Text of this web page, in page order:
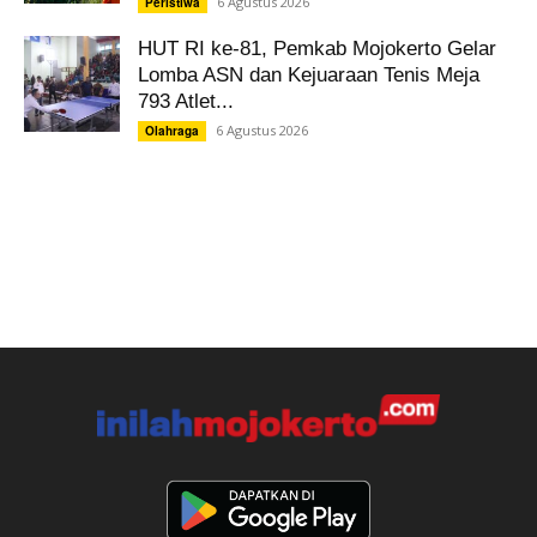
HUT RI ke-81, Pemkab Mojokerto Gelar
Lomba ASN dan Kejuaraan Tenis Meja
793 Atlet...
Olahraga 6 Agustus 2026